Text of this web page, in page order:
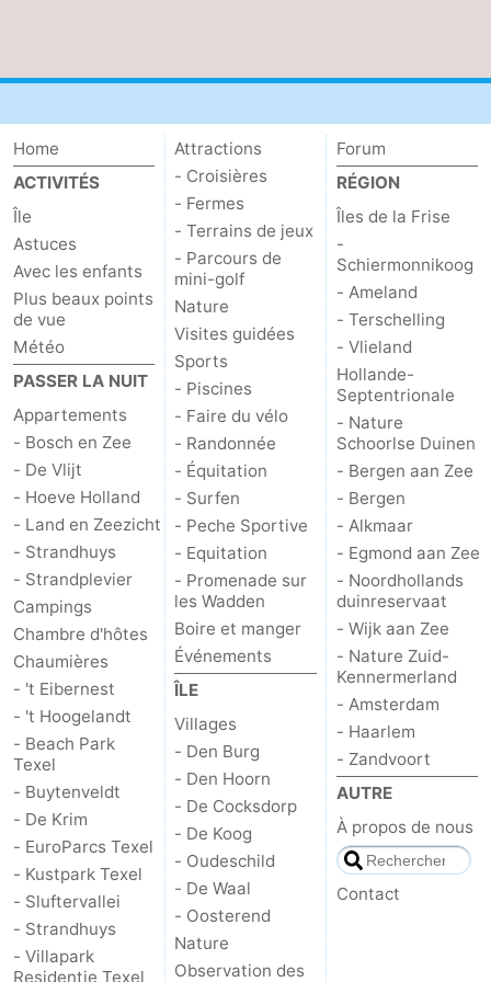
des
Wadden
Adresses
Médicales
Région
Îles
de
Frise
-
Schiermonnikoog
Ameland
-
Terschelling
-
Vlieland
Hollande-
Septentrionale
Nature
Schoorlse
Duinen
-
Bergen
aan
Zee
-
Bergen
-
Alkmaar
Egmond
Zee
duinreservaat
Wijk
aan
Zee
Nature
Zuid-
Kennermerland
-
Amsterdam
-
Haarlem
-
Home
ACTIVITÉS
Île
Astuces
Avec les enfants
Plus beaux points
de vue
Météo
PASSER LA NUIT
Appartements
- Bosch en Zee
- De Vlijt
- Hoeve Holland
- Land en Zeezicht
- Strandhuys
- Strandplevier
Campings
Chambre d'hôtes
Chaumières
- 't Eibernest
- 't Hoogelandt
- Beach Park
Texel
- Buytenveldt
- De Krim
- EuroParcs Texel
- Kustpark Texel
- Sluftervallei
- Strandhuys
- Villapark
Residentie Texel
Attractions
- Croisières
- Fermes
- Terrains de jeux
- Parcours de
mini-golf
Nature
Visites guidées
Sports
- Piscines
- Faire du vélo
- Randonnée
- Équitation
- Surfen
- Peche Sportive
- Equitation
- Promenade sur
les Wadden
Boire et manger
Événements
ÎLE
Villages
- Den Burg
- Den Hoorn
- De Cocksdorp
- De Koog
- Oudeschild
- De Waal
- Oosterend
Nature
Observation des
Forum
RÉGION
Îles de la Frise
-
Schiermonnikoog
- Ameland
- Terschelling
- Vlieland
Hollande-
Septentrionale
- Nature
Schoorlse Duinen
- Bergen aan Zee
- Bergen
- Alkmaar
- Egmond aan Zee
- Noordhollands
duinreservaat
- Wijk aan Zee
- Nature Zuid-
Kennermerland
- Amsterdam
- Haarlem
- Zandvoort
AUTRE
À propos de nous
Contact